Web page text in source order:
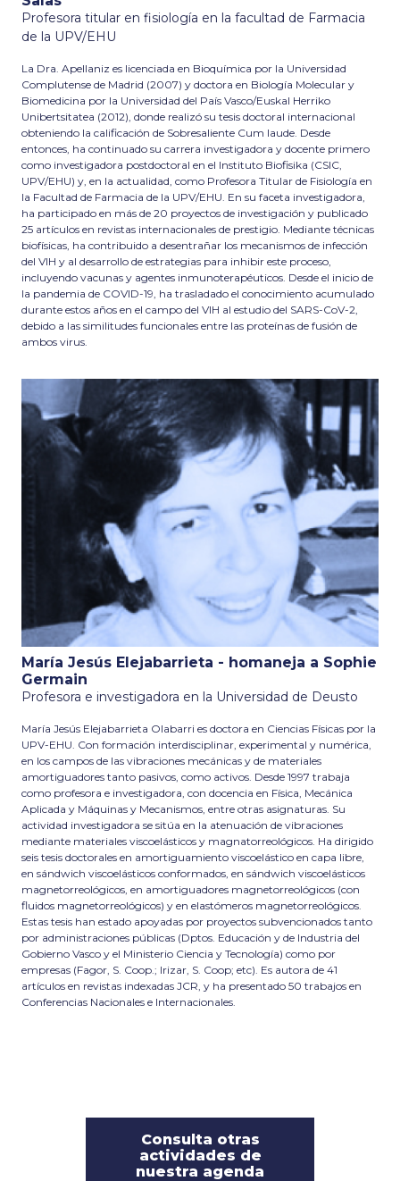
Profesora titular en fisiología en la facultad de Farmacia
de la UPV/EHU
La Dra. Apellaniz es licenciada en Bioquímica por la Universidad
Complutense de Madrid (2007) y doctora en Biología Molecular y
Biomedicina por la Universidad del País Vasco/Euskal Herriko
Unibertsitatea (2012), donde realizó su tesis doctoral internacional
obteniendo la calificación de Sobresaliente Cum laude. Desde
entonces, ha continuado su carrera investigadora y docente primero
como investigadora postdoctoral en el Instituto Biofisika (CSIC,
UPV/EHU) y, en la actualidad, como Profesora Titular de Fisiología en
la Facultad de Farmacia de la UPV/EHU. En su faceta investigadora,
ha participado en más de 20 proyectos de investigación y publicado
25 artículos en revistas internacionales de prestigio. Mediante técnicas
biofísicas, ha contribuido a desentrañar los mecanismos de infección
del VIH y al desarrollo de estrategias para inhibir este proceso,
incluyendo vacunas y agentes inmunoterapéuticos. Desde el inicio de
la pandemia de COVID-19, ha trasladado el conocimiento acumulado
durante estos años en el campo del VIH al estudio del SARS-CoV-2,
debido a las similitudes funcionales entre las proteínas de fusión de
ambos virus.
María Jesús Elejabarrieta - homaneja a Sophie
Germain
Profesora e investigadora en la Universidad de Deusto
María Jesús Elejabarrieta Olabarri es doctora en Ciencias Físicas por la
UPV-EHU. Con formación interdisciplinar, experimental y numérica,
en los campos de las vibraciones mecánicas y de materiales
amortiguadores tanto pasivos, como activos. Desde 1997 trabaja
como profesora e investigadora, con docencia en Física, Mecánica
Aplicada y Máquinas y Mecanismos, entre otras asignaturas. Su
actividad investigadora se sitúa en la atenuación de vibraciones
mediante materiales viscoelásticos y magnatorreológicos. Ha dirigido
seis tesis doctorales en amortiguamiento viscoelástico en capa libre,
en sándwich viscoelásticos conformados, en sándwich viscoelásticos
magnetorreológicos, en amortiguadores magnetorreológicos (con
fluidos magnetorreológicos) y en elastómeros magnetorreológicos.
Estas tesis han estado apoyadas por proyectos subvencionados tanto
por administraciones públicas (Dptos. Educación y de Industria del
Gobierno Vasco y el Ministerio Ciencia y Tecnología) como por
empresas (Fagor, S. Coop.; Irizar, S. Coop; etc). Es autora de 41
artículos en revistas indexadas JCR, y ha presentado 50 trabajos en
Conferencias Nacionales e Internacionales.
Consulta otras
actividades de
nuestra agenda